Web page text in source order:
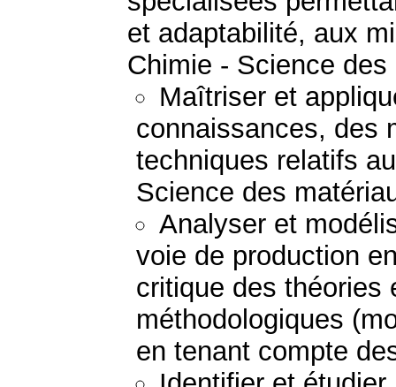
et adaptabilité, aux
Chimie - Science
Maîtriser et
connaissances, des
techniques relatifs
Science des
Analyser et
voie de production
critique des théories
méthodologiques
en tenant compte